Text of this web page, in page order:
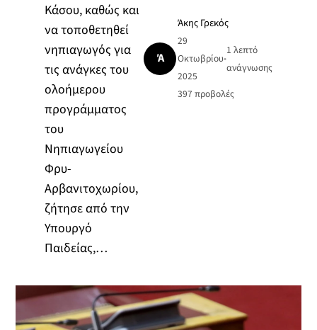
Κάσου, καθώς και
να τοποθετηθεί
νηπιαγωγός για
τις ανάγκες του
ολοήμερου
προγράμματος
του
Νηπιαγωγείου
Φρυ-
Αρβανιτοχωρίου,
ζήτησε από την
Υπουργό
Παιδείας,…
Ά
Άκης Γρεκός
29
Οκτωβρίου
2025
•
1 λεπτό
ανάγνωσης
397 προβολές